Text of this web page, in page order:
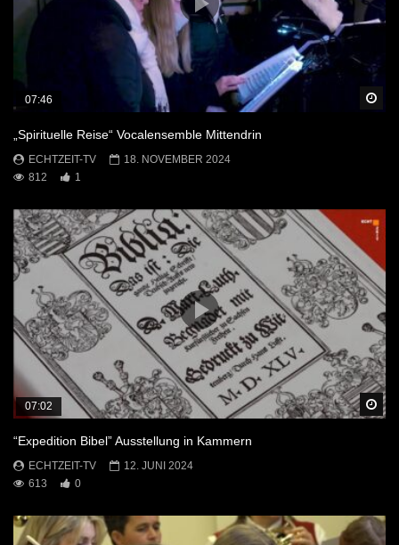
07:46
„Spirituelle Reise“ Vocalensemble Mittendrin
ECHTZEIT-TV
18. NOVEMBER 2024
812
1
07:02
“Expedition Bibel” Ausstellung in Kammern
ECHTZEIT-TV
12. JUNI 2024
613
0